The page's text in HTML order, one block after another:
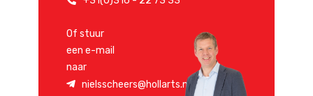
Of stuur
een e-mail
naar
nielsscheers@hollarts.nl